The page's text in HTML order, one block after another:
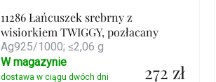
11286 Łańcuszek srebrny z
wisiorkiem TWIGGY, pozłacany
Ag925/1000; ≤2,06 g
272 zł
W magazynie